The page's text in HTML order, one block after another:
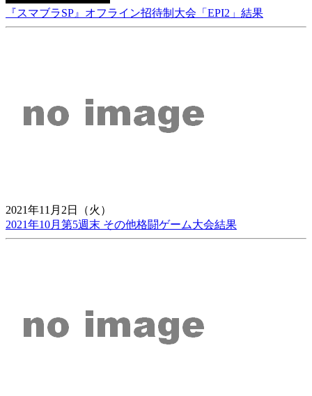
『スマブラSP』オフライン招待制大会「EPI2」結果
2021年11月2日（火）
2021年10月第5週末 その他格闘ゲーム大会結果